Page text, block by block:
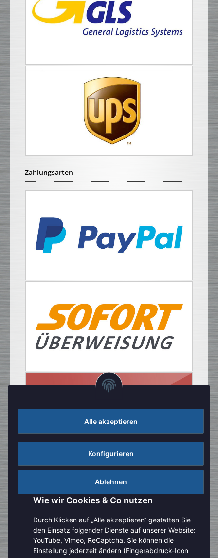
Alle akzeptieren
Konfigurieren
Ablehnen
Wie wir Cookies & Co nutzen
Durch Klicken auf „Alle akzeptieren“ gestatten Sie
den Einsatz folgender Dienste auf unserer Website:
YouTube, Vimeo, ReCaptcha. Sie können die
Einstellung jederzeit ändern (Fingerabdruck-Icon
Zahlungsarten